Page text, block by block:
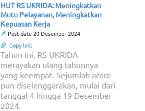
HUT RS UKRIDA: Meningkatkan
Mutu Pelayanan, Meningkatkan
Kepuasan Kerja
Post date 20 Desember 2024
Copy link
Tahun ini, RS UKRIDA
merayakan ulang tahunnya
yang keempat. Sejumlah acara
pun diselenggarakan, mulai dari
tanggal 4 hingga 19 Desember
2024.